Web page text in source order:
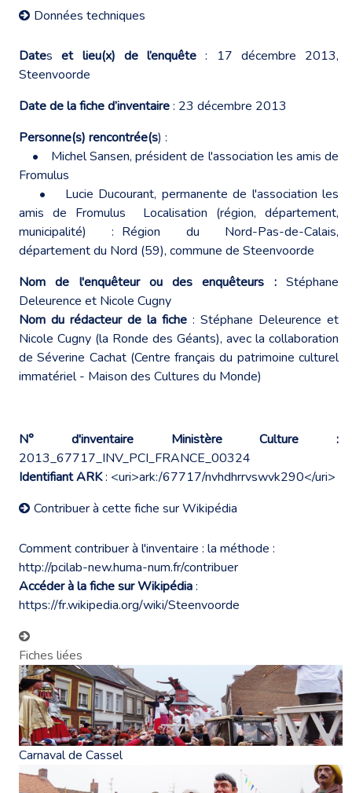
Données techniques
Dates et lieu(x) de l’enquête : 17 décembre 2013,
Steenvoorde
Date de la fiche d’inventaire: 23 décembre 2013
Personne(s) rencontrée(s) :
• Michel Sansen, président de l'association les amis de
Fromulus
• Lucie Ducourant, permanente de l'association les
amis de Fromulus Localisation (région, département,
municipalité) : Région du Nord-Pas-de-Calais,
département du Nord (59), commune de Steenvoorde
Nom de l'enquêteur ou des enquêteurs :Stéphane
Deleurence et Nicole Cugny
Nom du rédacteur de la fiche : Stéphane Deleurence et
Nicole Cugny (la Ronde des Géants), avec la collaboration
de Séverine Cachat (Centre français du patrimoine culturel
immatériel - Maison des Cultures du Monde)
N° d'inventaire Ministère Culture :
2013_67717_INV_PCI_FRANCE_00324
Identifiant ARK: <uri>ark:/67717/nvhdhrrvswvk290</uri>
Contribuer à cette fiche sur Wikipédia
Comment contribuer à l'inventaire : la méthode :
http://pcilab-new.huma-num.fr/contribuer
Accéder à la fiche sur Wikipédia:
https://fr.wikipedia.org/wiki/Steenvoorde
Fiches liées
Carnaval de Cassel